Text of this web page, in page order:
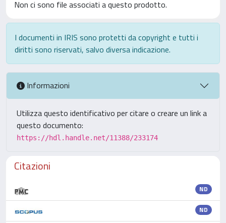
Non ci sono file associati a questo prodotto.
I documenti in IRIS sono protetti da copyright e tutti i
diritti sono riservati, salvo diversa indicazione.
Informazioni
Utilizza questo identificativo per citare o creare un link a
questo documento:
https://hdl.handle.net/11388/233174
Citazioni
ND
ND